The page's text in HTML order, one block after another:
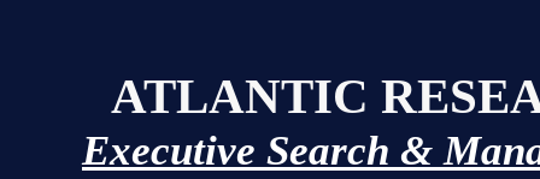
ATLANTIC
Executive Search &